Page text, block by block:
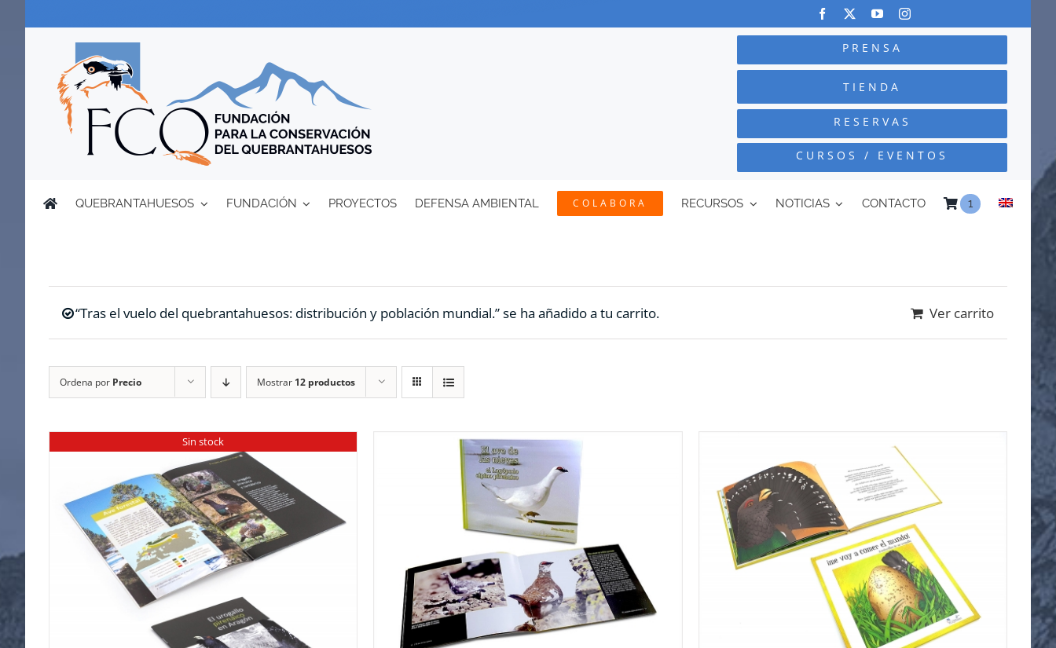
PRENSA
TIENDA
RESERVAS
CURSOS / EVENTOS
QUEBRANTAHUESOS FUNDACIÓN PROYECTOS DEFENSA AMBIENTAL COLABORA RECURSOS NOTICIAS CONTACTO 1
“Tras el vuelo del quebrantahuesos: distribución y población mundial.” se ha añadido a tu carrito. Ver carrito
Ordena por Precio Mostrar 12 productos
Sin stock